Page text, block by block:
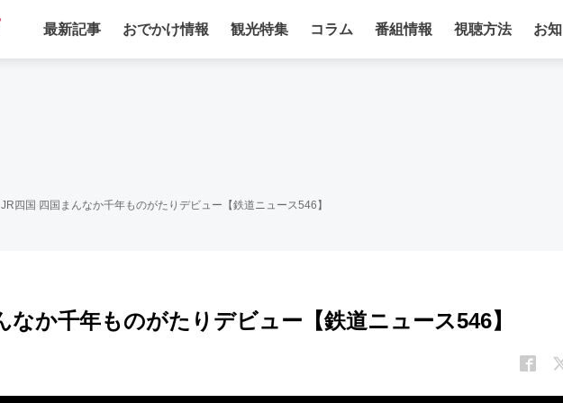
最新記事 おでかけ情報 観光特集 コラム 番組情報 視聴方法 お
JR四国 四国まんなか千年ものがたりデビュー【鉄道ニュース546】
なか千年ものがたりデビュー【鉄道ニュース546】